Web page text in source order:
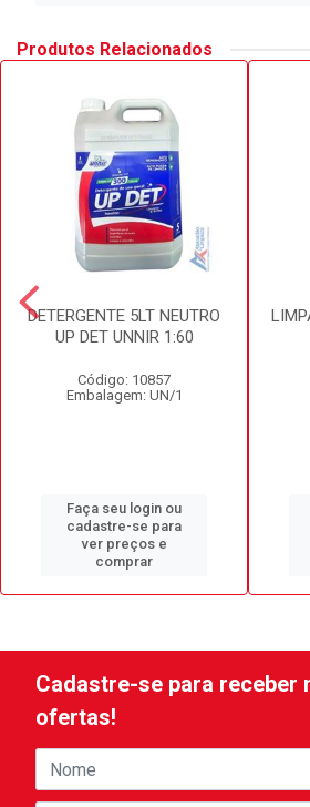
Produtos Relacionados
DETERGENTE 5LT NEUTRO
UP DET UNNIR 1:60
Código: 10857
Embalagem: UN/1
Faça seu login ou
cadastre-se para
ver preços e
comprar
Cadastre-se para receber
ofertas!